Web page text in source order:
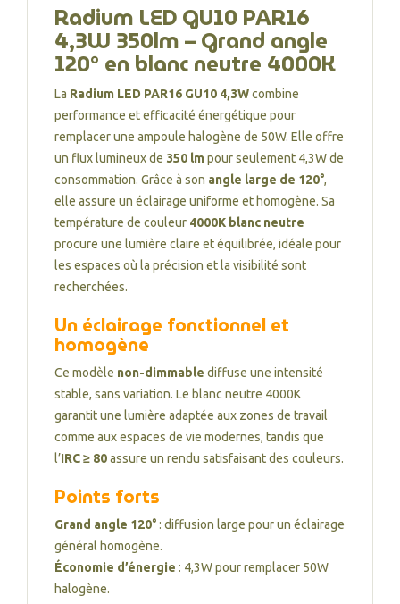
Radium LED GU10 PAR16
4,3W 350lm – Grand angle
120° en blanc neutre 4000K
La Radium LED PAR16 GU10 4,3Wcombine
performance et efficacité énergétique pour
remplacer une ampoule halogène de 50W. Elle offre
un flux lumineux de 350 lmpour seulement 4,3W de
consommation. Grâce à son angle large de 120°,
elle assure un éclairage uniforme et homogène. Sa
température de couleur 4000K blanc neutre
procure une lumière claire et équilibrée, idéale pour
les espaces où la précision et la visibilité sont
recherchées.
Un éclairage fonctionnel et
homogène
Ce modèle non-dimmable diffuse une intensité
stable, sans variation. Le blanc neutre 4000K
garantit une lumière adaptée aux zones de travail
comme aux espaces de vie modernes, tandis que
l’IRC ≥ 80assure un rendu satisfaisant des couleurs.
Points forts
Grand angle 120°: diffusion large pour un éclairage
général homogène.
Économie d’énergie : 4,3W pour remplacer 50W
halogène.